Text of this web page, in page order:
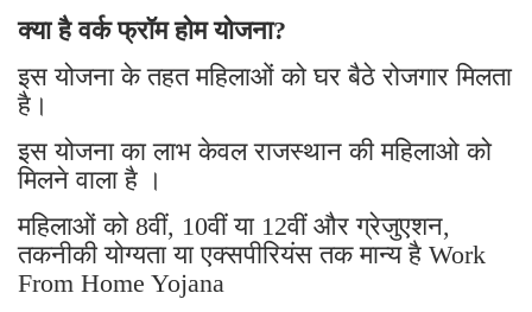
क्या है वर्क फ्रॉम होम योजना?
इस योजना के तहत महिलाओं को घर बैठे रोजगार मिलता
है।
इस योजना का लाभ केवल राजस्थान की महिलाओ को
मिलने वाला है ।
महिलाओं को 8वीं, 10वीं या 12वीं और ग्रेजुएशन,
तकनीकी योग्यता या एक्सपीरियंस तक मान्य है Work
From Home Yojana